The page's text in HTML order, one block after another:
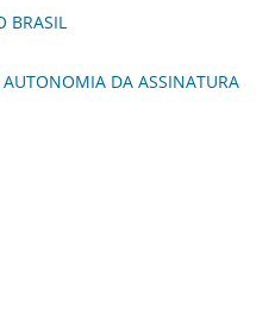
BRASIL
DA ASSINATURA